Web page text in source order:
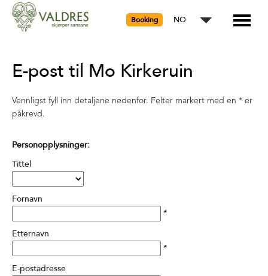
Booking NO
E-post til Mo Kirkeruin
Vennligst fyll inn detaljene nedenfor. Felter markert med en * er
påkrevd.
Personopplysninger:
Tittel
Fornavn
*
Etternavn
*
E-postadresse